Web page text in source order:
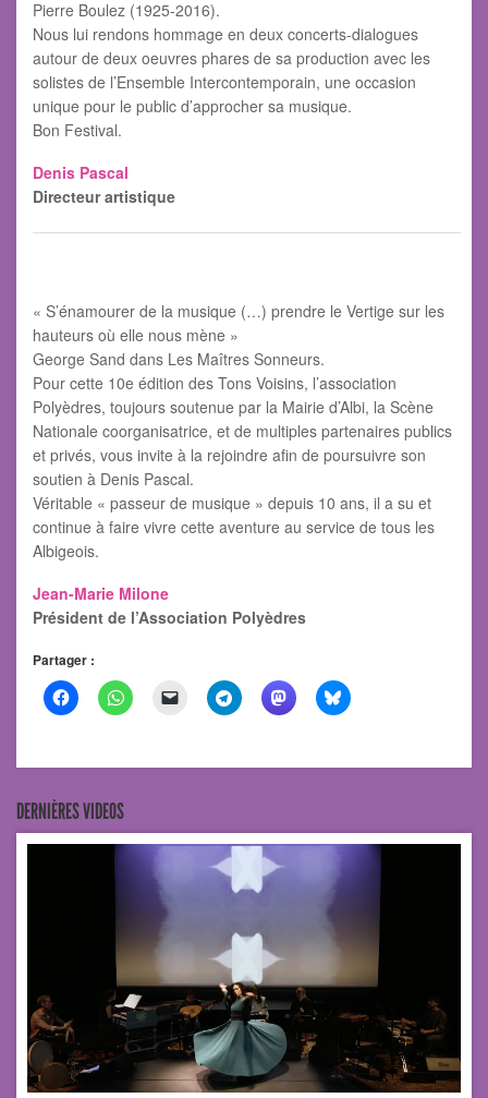
Pierre Boulez (1925-2016).
Nous lui rendons hommage en deux concerts-dialogues
autour de deux oeuvres phares de sa production avec les
solistes de l’Ensemble Intercontemporain, une occasion
unique pour le public d’approcher sa musique.
Bon Festival.
Denis Pascal
Directeur artistique
« S’énamourer de la musique (…) prendre le Vertige sur les
hauteurs où elle nous mène »
George Sand dans Les Maîtres Sonneurs.
Pour cette 10e édition des Tons Voisins, l’association
Polyèdres, toujours soutenue par la Mairie d’Albi, la Scène
Nationale coorganisatrice, et de multiples partenaires publics
et privés, vous invite à la rejoindre afin de poursuivre son
soutien à Denis Pascal.
Véritable « passeur de musique » depuis 10 ans, il a su et
continue à faire vivre cette aventure au service de tous les
Albigeois.
Jean-Marie Milone
Président de l’Association Polyèdres
Partager :
DERNIÈRES VIDEOS